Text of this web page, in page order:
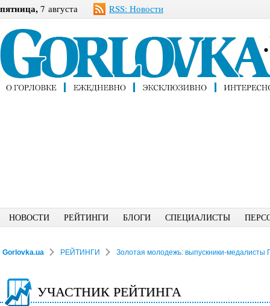
пятница, 7 августа RSS: Новости
НОВОСТИ РЕЙТИНГИ БЛОГИ СПЕЦИАЛИСТЫ
Gorlovka.ua РЕЙТИНГИ Золотая молодежь: выпускники-медалисты
УЧАСТНИК РЕЙТИНГА